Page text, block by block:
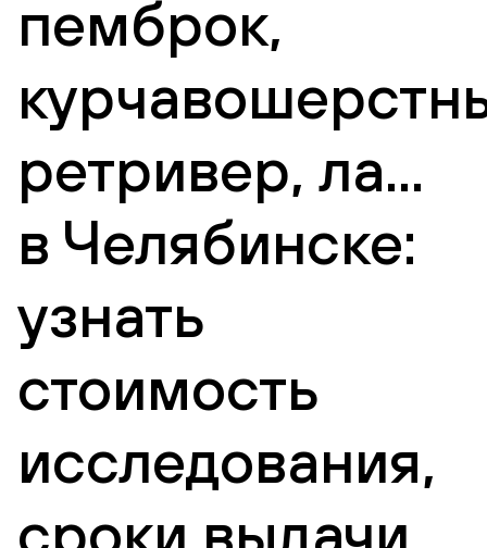
пемброк,
ретривер, ла...
в Челябинске:
узнать
стоимость
исследования,
сроки выдачи